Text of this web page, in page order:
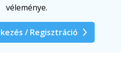
véleménye.
/ Regisztráció